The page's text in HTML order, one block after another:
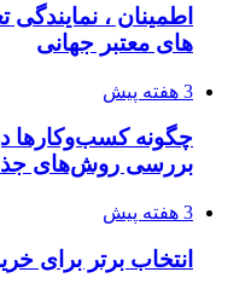
اطمینان ، نمایندگی
های معتبر جهانی
3 هفته پیش
چگونه کسب‌وکارها
بررسی روش‌های
3 هفته پیش
انتخاب برتر برای